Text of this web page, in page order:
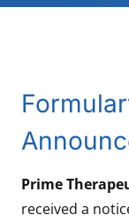
Prime
received a